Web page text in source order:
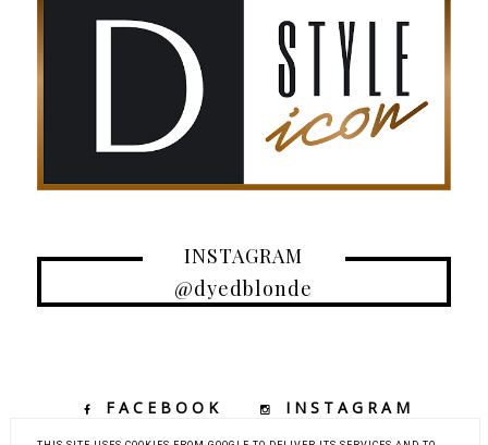
INSTAGRAM
@dyedblonde
FACEBOOK
INSTAGRAM